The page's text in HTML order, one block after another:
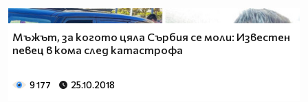
Мъжът, за когото цяла Сърбия се моли: Известен
певец в кома след катастрофа
9 177 25.10.2018